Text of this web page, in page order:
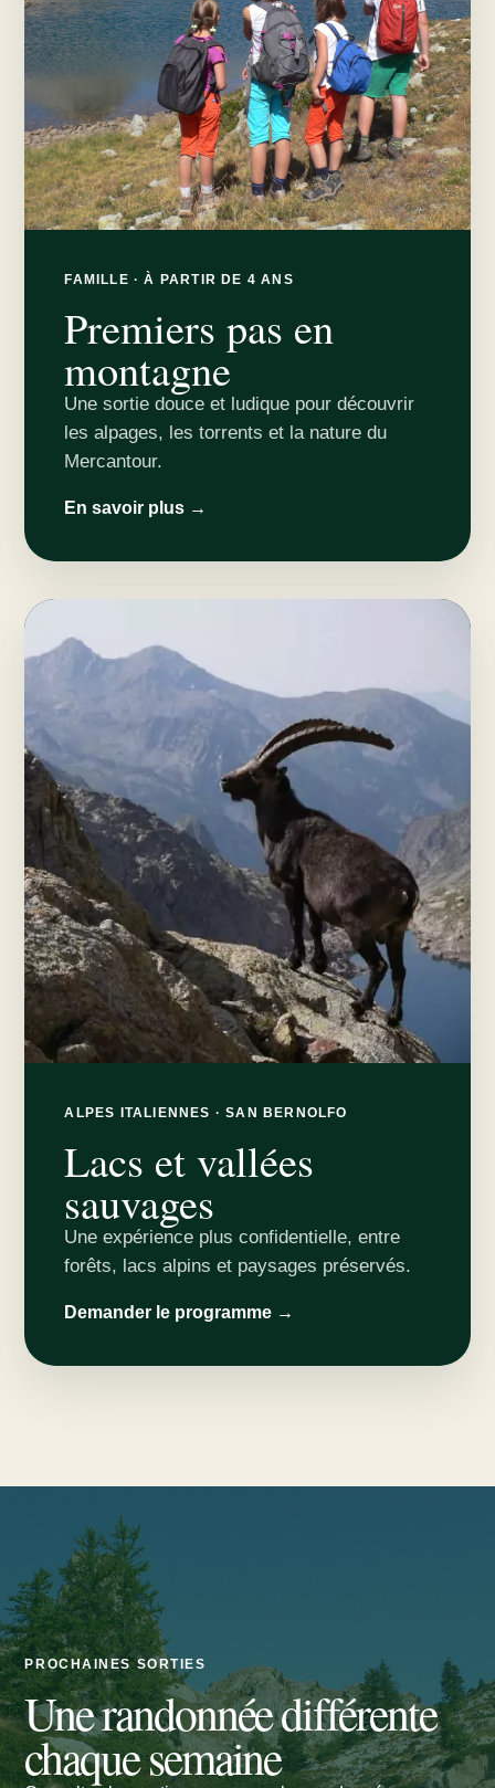
FAMILLE · À PARTIR DE 4 ANS
Premiers pas en
montagne
Une sortie douce et ludique pour découvrir
les alpages, les torrents et la nature du
Mercantour.
En savoir plus →
ALPES ITALIENNES · SAN BERNOLFO
Lacs et vallées
sauvages
Une expérience plus confidentielle, entre
forêts, lacs alpins et paysages préservés.
Demander le programme →
PROCHAINES SORTIES
Une randonnée différente
chaque semaine